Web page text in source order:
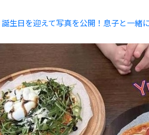
生日を迎えて写真を公開！息子と一緒